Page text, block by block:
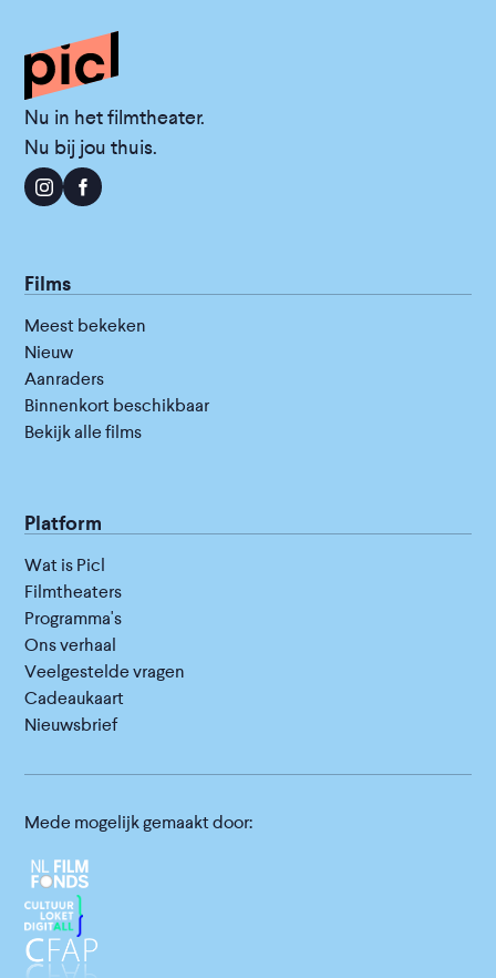
Nu in het filmtheater.
Nu bij jou thuis.
Films
Meest bekeken
Nieuw
Aanraders
Binnenkort beschikbaar
Bekijk alle films
Platform
Wat is Picl
Filmtheaters
Programma's
Ons verhaal
Veelgestelde vragen
Cadeaukaart
Nieuwsbrief
Mede mogelijk gemaakt door: